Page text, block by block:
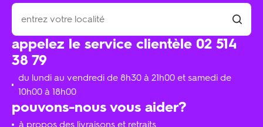
pouvons-nous vous aider?
à propos des livraisons et retraits
appelez le service clientèle 02 514
38 79
du lundi au vendredi de 8h30 à 21h00 et samedi de
10h00 à 18h00